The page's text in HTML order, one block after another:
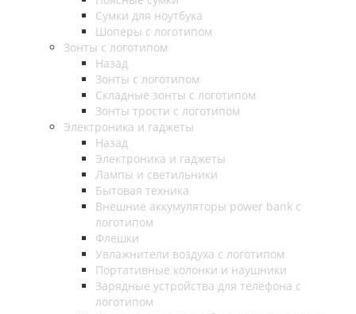
Сумки для ноутбука
Шоперы с логотипом
Зонты с логотипом
Назад
Зонты с логотипом
Складные зонты с логотипом
Зонты трости с логотипом
Электроника и гаджеты
Назад
Электроника и гаджеты
Лампы и светильники
Бытовая техника
Внешние аккумуляторы power bank с
логотипом
Флешки
Увлажнители воздуха с логотипом
Портативные колонки и наушники
Зарядные устройства для телефона с
логотипом